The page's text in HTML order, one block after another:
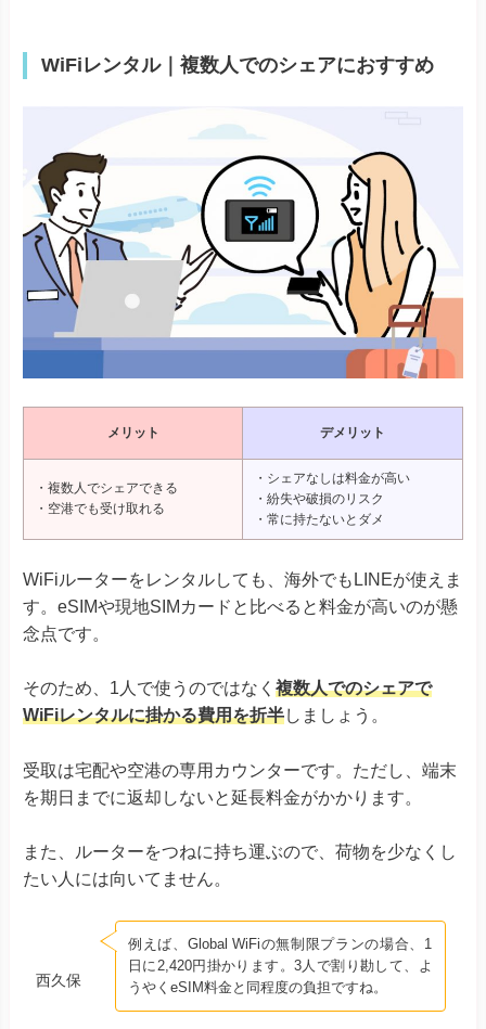
WiFiレンタル｜複数人でのシェアにおすすめ
メリット デメリット
・複数人でシェアできる
・空港でも受け取れる
・シェアなしは料金が高い
・紛失や破損のリスク
・常に持たないとダメ
WiFiルーターをレンタルしても、海外でもLINEが使えま
す。eSIMや現地SIMカードと比べると料金が高いのが懸
念点です。
そのため、1人で使うのではなく 複数人でのシェアで
WiFiレンタルに掛かる費用を折半しましょう。
受取は宅配や空港の専用カウンターです。ただし、端末
を期日までに返却しないと延長料金がかかります。
また、ルーターをつねに持ち運ぶので、荷物を少なくし
たい人には向いてません。
西久保
例えば、Global WiFiの無制限プランの場合、1
日に2,420円掛かります。3人で割り勘して、よ
うやくeSIM料金と同程度の負担ですね。